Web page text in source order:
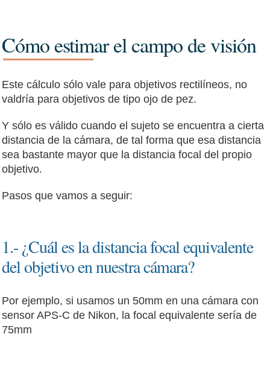
Cómo estimar el campo de visión
Este cálculo sólo vale para objetivos rectilíneos, no
valdría para objetivos de tipo ojo de pez.
Y sólo es válido cuando el sujeto se encuentra a cierta
distancia de la cámara, de tal forma que esa distancia
sea bastante mayor que la distancia focal del propio
objetivo.
Pasos que vamos a seguir:
1.- ¿Cuál es la distancia focal equivalente
del objetivo en nuestra cámara?
Por ejemplo, si usamos un 50mm en una cámara con
sensor APS-C de Nikon, la focal equivalente sería de
75mm